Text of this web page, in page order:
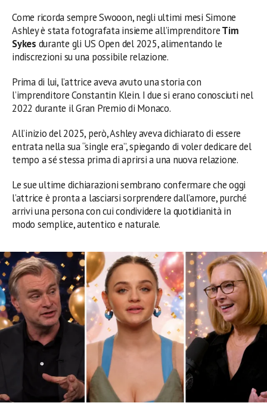
Come ricorda sempre Swooon, negli ultimi mesi Simone
Ashley è stata fotografata insieme all’imprenditoreTim
Sykes durante gli US Open del 2025, alimentando le
indiscrezioni su una possibile relazione.
Prima di lui, l’attrice aveva avuto una storia con
l’imprenditore Constantin Klein. I due si erano conosciuti nel
2022 durante il Gran Premio di Monaco.
All’inizio del 2025, però, Ashley aveva dichiarato di essere
entrata nella sua “single era”, spiegando di voler dedicare del
tempo a sé stessa prima di aprirsi a una nuova relazione.
Le sue ultime dichiarazioni sembrano confermare che oggi
l’attrice è pronta a lasciarsi sorprendere dall’amore, purché
arrivi una persona con cui condividere la quotidianità in
modo semplice, autentico e naturale.